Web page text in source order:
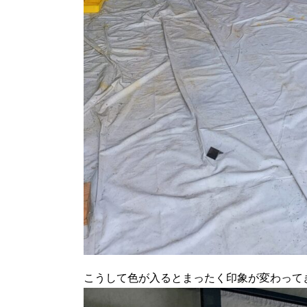
こうして色が入るとまったく印象が変わって